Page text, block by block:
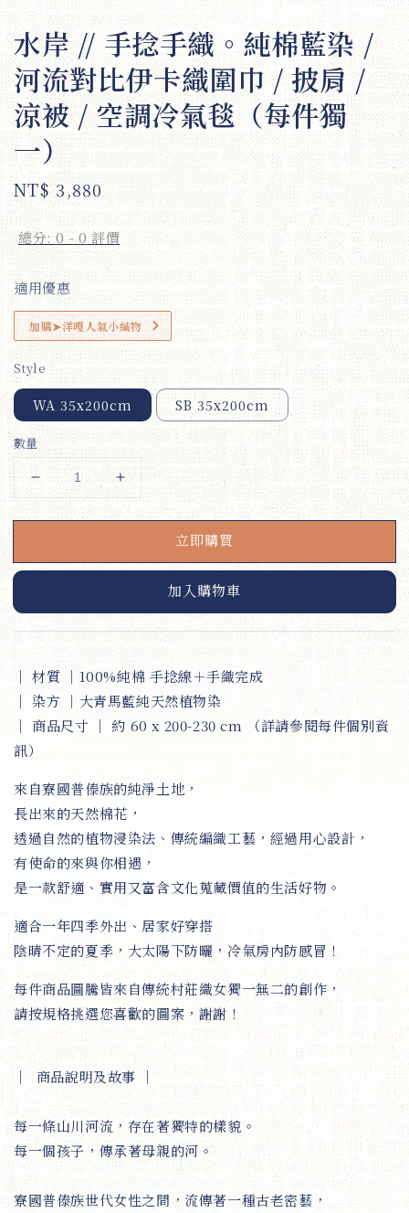
水岸 // 手捻手織。純棉藍染 /
河流對比伊卡織圍巾 / 披肩 /
涼被 / 空調冷氣毯（每件獨
一）
Regular
price
NT$ 3,880
總分:0-0評價
適用優惠
加購➤洋嘎人氣小織物
Style
WA 35x200cm SB 35x200cm
數量
立即購買
加入購物車
｜ 材質 ｜100%純棉 手捻線＋手織完成
｜ 染方 ｜大青馬藍純天然植物染
｜ 商品尺寸 ｜ 約 60 x 200-230 cm （詳請參閱每件個別資
訊）
來自寮國普傣族的純淨土地，
長出來的天然棉花，
透過自然的植物浸染法、傳統編織工藝，經過用心設計，
有使命的來與你相遇，
是一款舒適、實用又富含文化蒐藏價值的生活好物。
適合一年四季外出、居家好穿搭
陰晴不定的夏季，大太陽下防曬，冷氣房內防感冒！
每件商品圖騰皆來自傳統村莊織女獨一無二的創作，
請按規格挑選您喜歡的圖案，謝謝！
｜ 商品說明及故事 ｜
每一條山川河流，存在著獨特的樣貌。
每一個孩子，傳承著母親的河。
寮國普傣族世代女性之間，流傳著一種古老密藝，